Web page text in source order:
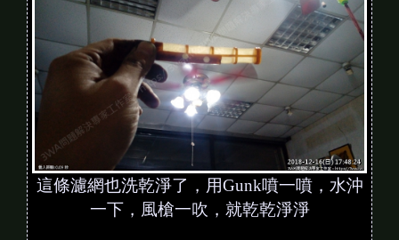
這條濾網也洗乾淨了，用Gunk噴一噴，水沖
一下，風槍一吹，就乾乾淨淨